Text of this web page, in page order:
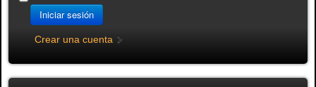
Iniciar sesión
Crear una cuenta